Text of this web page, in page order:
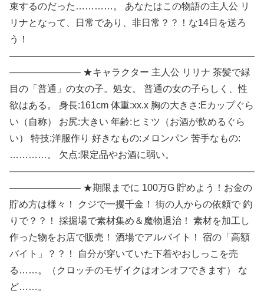
束するのだった…………。 あなたはこの物語の主人公 リ
リナとなって、日常であり、非日常？？！な14日を送ろ
う！
——————————————————————————
———————– ★キャラクター 主人公 リリナ 茶髪で緑
目の「普通」の女の子。処女。 普通の女の子らしく、性
欲はある。 身長:161cm 体重:xx.x 胸の大きさ:Eカップぐら
い（自称） お尻:大きい 年齢:ヒミツ（お酒が飲めるぐら
い） 特技:洋服作り 好きなもの:メロンパン 苦手なもの:
…………。 欠点:限定品やお酒に弱い。
——————————————————————————
———————– ★期限までに 100万G 貯めよう！お金の
貯め方は様々！ クジで一攫千金！ 街の人からの依頼で 釣
りで？？！ 採掘場で素材集め＆魔物退治！ 素材を加工し
作った物をお店で販売！ 酒場でアルバイト！ 宿の「高額
バイト」？？！ 自分が穿いていた下着やおしっこを売
る……。（クロッチのモザイクはオンオフできます） な
ど……。